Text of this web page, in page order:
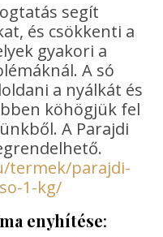
segít
és csökkenti a
gyakori a
A só
a nyálkát és
köhögjük fel
A Parajdi
termek/parajdi-
1-kg/
enyhítése: